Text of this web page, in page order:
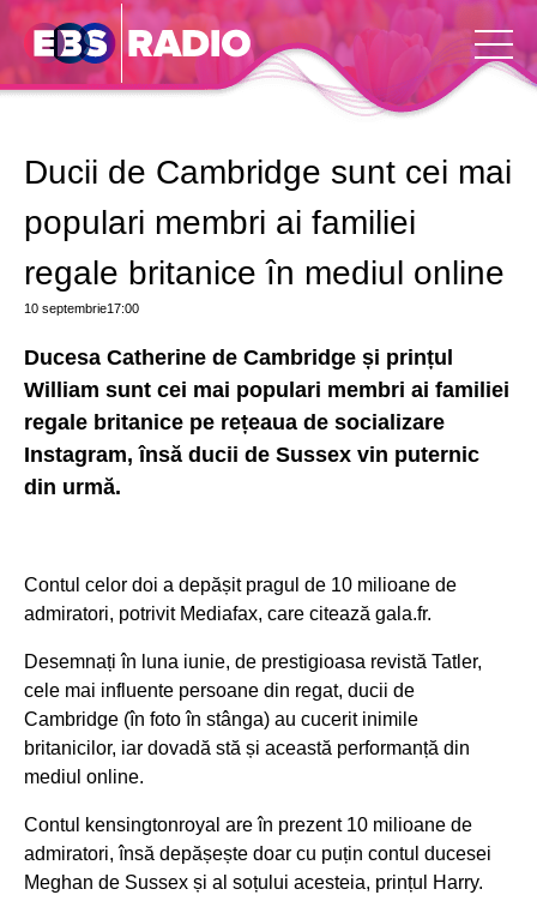
Ducii de Cambridge sunt cei mai
populari membri ai familiei
regale britanice în mediul online
10 septembrie17:00
Ducesa Catherine de Cambridge și prințul
William sunt cei mai populari membri ai familiei
regale britanice pe rețeaua de socializare
Instagram, însă ducii de Sussex vin puternic
din urmă.
Contul celor doi a depășit pragul de 10 milioane de
admiratori, potrivit Mediafax, care citează gala.fr.
Desemnați în luna iunie, de prestigioasa revistă Tatler,
cele mai influente persoane din regat, ducii de
Cambridge (în foto în stânga) au cucerit inimile
britanicilor, iar dovadă stă și această performanță din
mediul online.
Contul kensingtonroyal are în prezent 10 milioane de
admiratori, însă depășește doar cu puțin contul ducesei
Meghan de Sussex și al soțului acesteia, prințul Harry.